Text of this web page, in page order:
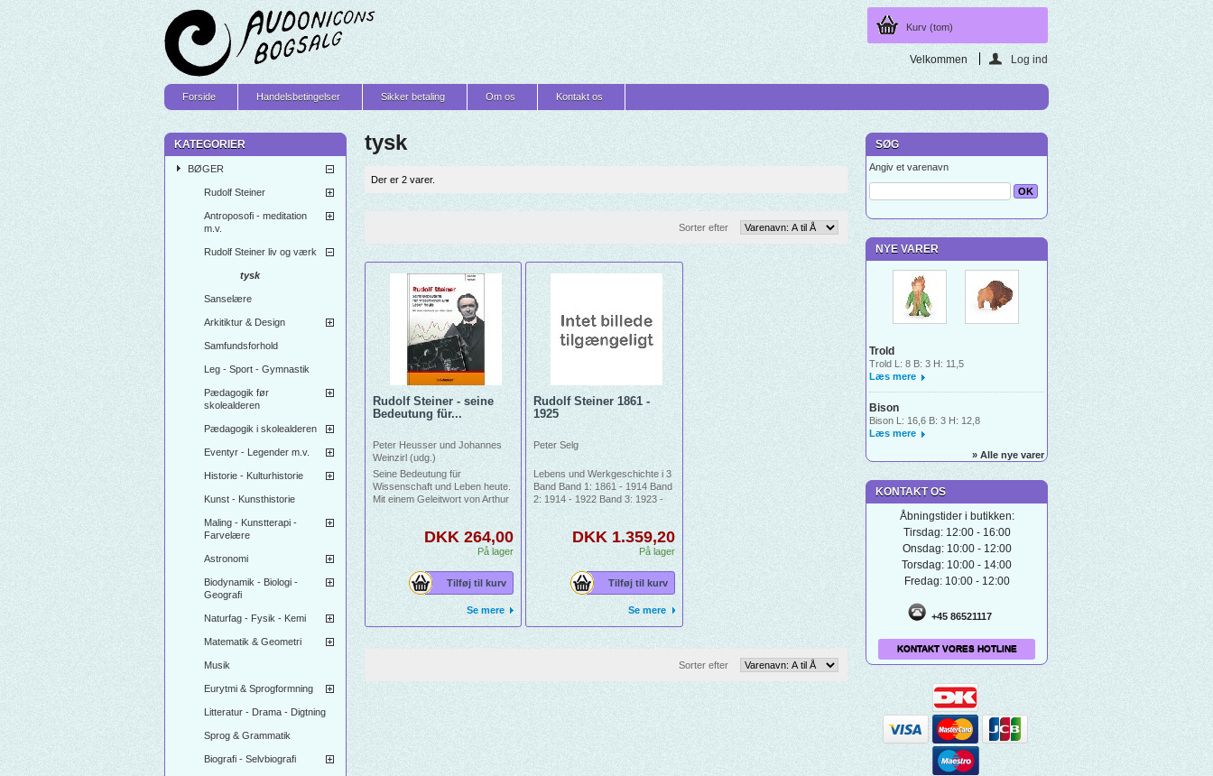
Kurv (tom)
Velkommen Log ind
Forside Handelsbetingelser Sikker betaling Om os Kontakt os
KATEGORIER
BØGER
Rudolf Steiner
Antroposofi - meditation
m.v.
Rudolf Steiner liv og værk
tysk
Sanselære
Arkitiktur & Design
Samfundsforhold
Leg - Sport - Gymnastik
Pædagogik før
skolealderen
Pædagogik i skolealderen
Eventyr - Legender m.v.
Historie - Kulturhistorie
Kunst - Kunsthistorie
Maling - Kunstterapi -
Farvelære
Astronomi
Biodynamik - Biologi -
Geografi
Naturfag - Fysik - Kemi
Matematik & Geometri
Musik
Eurytmi & Sprogformning
Litteratur - Drama - Digtning
Sprog & Grammatik
Biografi - Selvbiografi
tysk
Der er 2 varer.
Sorter efter
Rudolf Steiner - seine
Bedeutung für...
Peter Heusser und Johannes
Weinzirl (udg.)
Seine Bedeutung für
Wissenschaft und Leben heute.
Mit einem Geleitwort von Arthur
DKK 264,00
På lager
Tilføj til kurv
Se mere
Rudolf Steiner 1861 -
1925
Peter Selg
Lebens und Werkgeschichte i 3
Band Band 1: 1861 - 1914 Band
2: 1914 - 1922 Band 3: 1923 -
DKK 1.359,20
På lager
Tilføj til kurv
Se mere
Sorter efter
SØG
Angiv et varenavn
NYE VARER
Trold
Trold L: 8 B: 3 H: 11,5
Læs mere
Bison
Bison L: 16,6 B: 3 H: 12,8
Læs mere
» Alle nye varer
KONTAKT OS
Åbningstider i butikken:
Tirsdag: 12:00 - 16:00
Onsdag: 10:00 - 12:00
Torsdag: 10:00 - 14:00
Fredag: 10:00 - 12:00
+45 86521117
KONTAKT VORES HOTLINE